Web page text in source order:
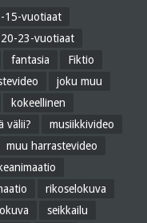
15-vuotiaat
20-23-vuotiaat
fantasia
Fiktio
joku muu
kokeellinen
välii?
musiikkivideo
muu harrastevideo
rikoselokuva
seikkailu